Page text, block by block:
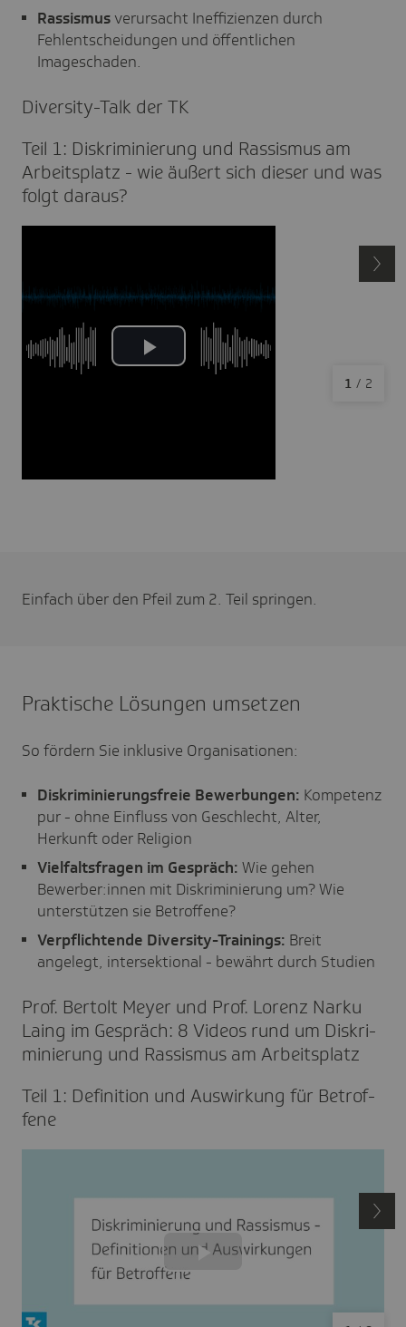
Rassismus verursacht Ineffizienzen durch
Fehlentscheidungen und öffentlichen
Imageschaden.
Diver­sity-Talk der TK
1 / 2
Teil 1: Diskri­mi­nie­rung und Rassismus am
Arbeits­platz - wie äußert sich dieser und was
folgt daraus?
Einfach über den Pfeil zum 2. Teil springen.
Praktische Lösungen umsetzen
So fördern Sie inklusive Organisationen:
Diskriminierungsfreie Bewerbungen: Kompetenz
pur - ohne Einfluss von Geschlecht, Alter,
Herkunft oder Religion
Vielfaltsfragen im Gespräch: Wie gehen
Bewerber:innen mit Diskriminierung um? Wie
unterstützen sie Betroffene?
Verpflichtende Diversity-Trainings: Breit
angelegt, intersektional - bewährt durch Studien
Prof. Bertolt Meyer und Prof. Lorenz Narku
Laing im Gespräch: 8 Videos rund um Diskri­
mi­nie­rung und Rassismus am Arbeits­platz
Teil 1: Defi­ni­tion und Auswir­kung für Betrof­
fene
Video